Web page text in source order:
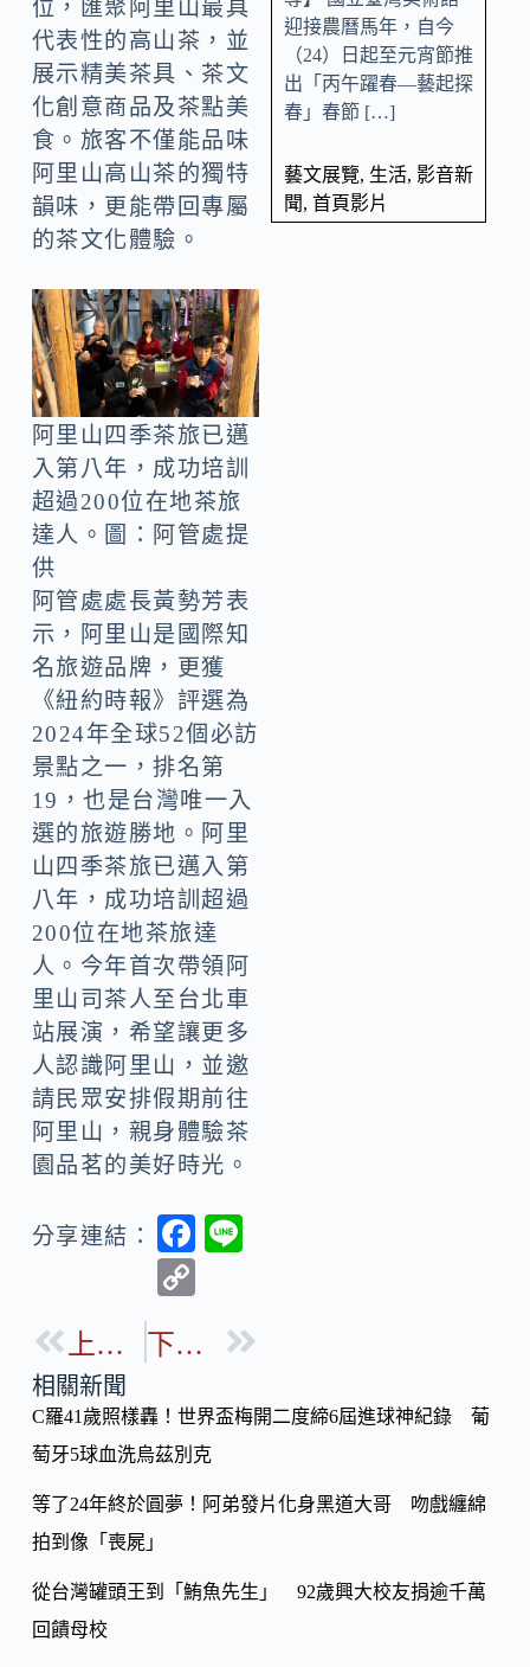
位，匯聚阿里山最具
代表性的高山茶，並
展示精美茶具、茶文
化創意商品及茶點美
食。旅客不僅能品味
阿里山高山茶的獨特
韻味，更能帶回專屬
的茶文化體驗。
阿里山四季茶旅已邁
入第八年，成功培訓
超過200位在地茶旅
達人。圖：阿管處提
供
阿管處處長黃勢芳表
示，阿里山是國際知
名旅遊品牌，更獲
《紐約時報》評選為
2024年全球52個必訪
景點之一，排名第
19，也是台灣唯一入
選的旅遊勝地。阿里
山四季茶旅已邁入第
八年，成功培訓超過
200位在地茶旅達
人。今年首次帶領阿
里山司茶人至台北車
站展演，希望讓更多
人認識阿里山，並邀
請民眾安排假期前往
阿里山，親身體驗茶
園品茗的美好時光。
分享連結：
F
b
o
k
p
Li
n
k
上一篇 下一篇
迎接農曆馬年，自今
（24）日起至元宵節推
出「丙午躍春—藝起探
春」春節 […]
藝文展覽, 生活, 影音新
聞, 首頁影片
相關新聞
C羅41歲照樣轟！世界盃梅開二度締6屆進球神紀錄 葡
萄牙5球血洗烏茲別克
等了24年終於圓夢！阿弟發片化身黑道大哥 吻戲纏綿
拍到像「喪屍」
從台灣罐頭王到「鮪魚先生」 92歲興大校友捐逾千萬
回饋母校